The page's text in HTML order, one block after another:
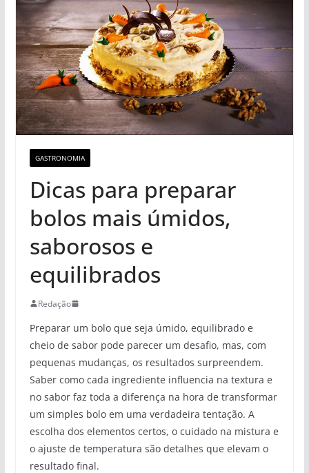
GASTRONOMIA
Dicas para preparar
bolos mais úmidos,
saborosos e
equilibrados
Redação
Preparar um bolo que seja úmido, equilibrado e
cheio de sabor pode parecer um desafio, mas, com
pequenas mudanças, os resultados surpreendem.
Saber como cada ingrediente influencia na textura e
no sabor faz toda a diferença na hora de transformar
um simples bolo em uma verdadeira tentação. A
escolha dos elementos certos, o cuidado na mistura e
o ajuste de temperatura são detalhes que elevam o
resultado final.